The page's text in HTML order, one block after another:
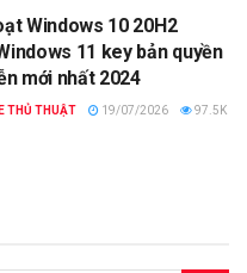
Windows 10 20H2
11 key bản quyền
mới nhất 2024
THỦ THUẬT 19/07/2026 97.5K